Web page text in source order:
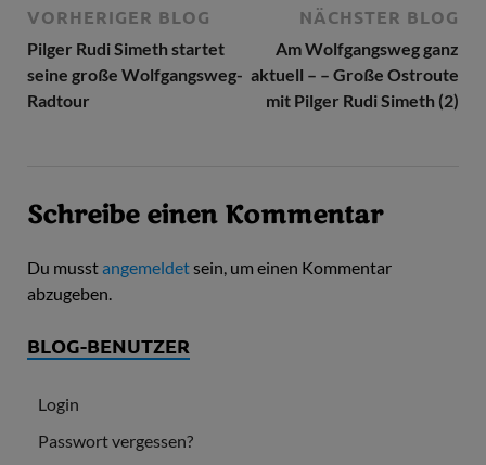
VORHERIGER BLOG
Pilger Rudi Simeth startet
seine große Wolfgangsweg-
Radtour
NÄCHSTER BLOG
Am Wolfgangsweg ganz
aktuell – – Große Ostroute
mit Pilger Rudi Simeth (2)
Schreibe einen Kommentar
Du musstangemeldetsein, um einen Kommentar
abzugeben.
BLOG-BENUTZER
Login
Passwort vergessen?